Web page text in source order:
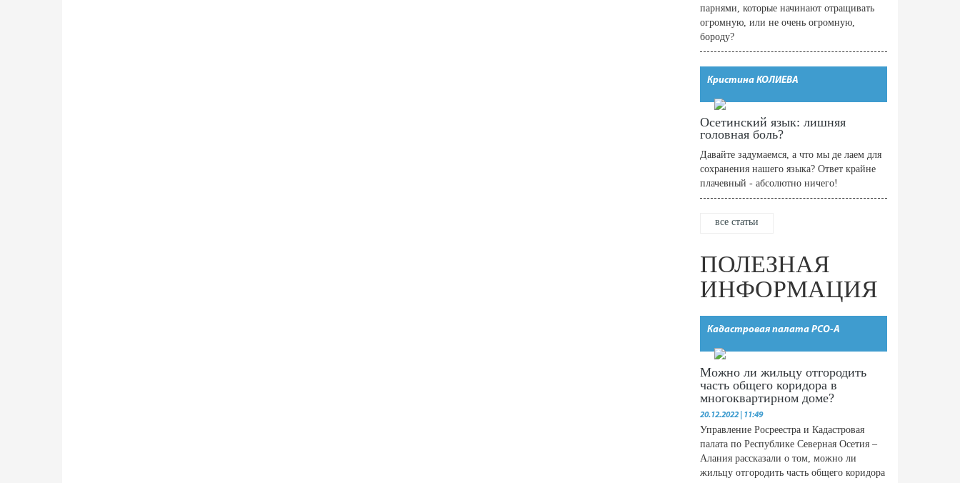
парнями, которые начинают отращивать
огромную, или не очень огромную,
бороду?
Кристина КОЛИЕВА
Осетинский язык: лишняя
головная боль?
Давайте задумаемся, а что мы де лаем для
сохранения нашего языка? Ответ крайне
плачевный - абсолютно ничего!
все статьи
ПОЛЕЗНАЯ
ИНФОРМАЦИЯ
Кадастровая палата РСО-А
Можно ли жильцу отгородить
часть общего коридора в
многоквартирном доме?
20.12.2022 | 11:49
Управление Росреестра и Кадастровая
палата по Республике Северная Осетия –
Алания рассказали о том, можно ли
жильцу отгородить часть общего коридора